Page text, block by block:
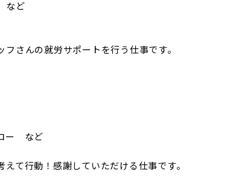
など
さんの就労サポートを行う仕事です。
ー　など
て行動！感謝していただける仕事です。